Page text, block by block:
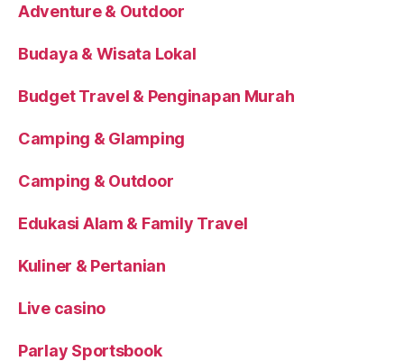
Adventure & Outdoor
Budaya & Wisata Lokal
Budget Travel & Penginapan Murah
Camping & Glamping
Camping & Outdoor
Edukasi Alam & Family Travel
Kuliner & Pertanian
Live casino
Parlay Sportsbook